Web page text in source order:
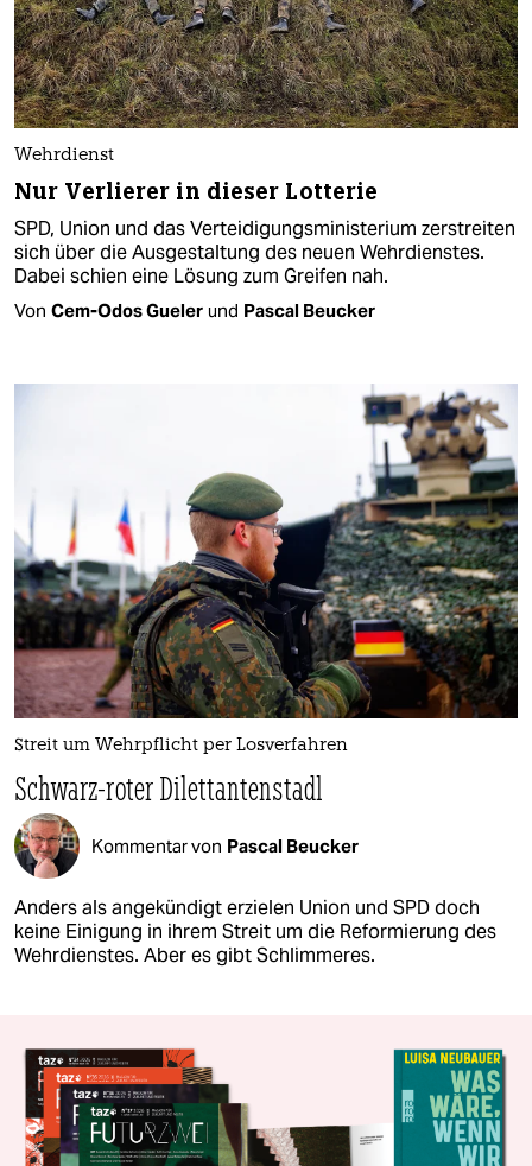
Wehrdienst
Nur Verlierer in dieser Lotterie
SPD, Union und das Verteidigungsministerium zerstreiten
sich über die Ausgestaltung des neuen Wehrdienstes.
Dabei schien eine Lösung zum Greifen nah.
Von Cem-Odos Gueler und Pascal Beucker
Streit um Wehrpflicht per Losverfahren
Schwarz-roter Dilettantenstadl
Kommentar von Pascal Beucker
Anders als angekündigt erzielen Union und SPD doch
keine Einigung in ihrem Streit um die Reformierung des
Wehrdienstes. Aber es gibt Schlimmeres.